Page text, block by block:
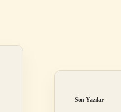
Son Yazılar